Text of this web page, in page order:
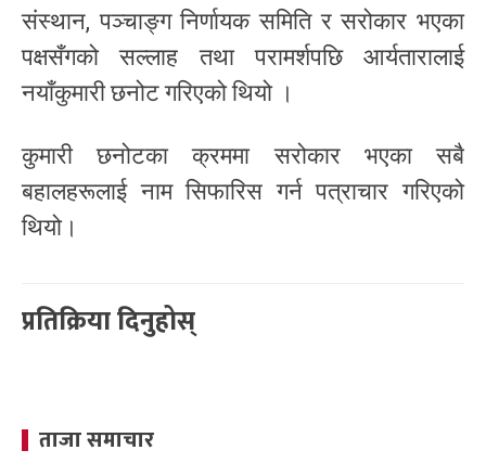
संस्थान, पञ्चाङ्ग निर्णायक समिति र सरोकार भएका
पक्षसँगको सल्लाह तथा परामर्शपछि आर्यतारालाई
नयाँकुमारी छनोट गरिएको थियो ।
कुमारी छनोटका क्रममा सरोकार भएका सबै
बहालहरूलाई नाम सिफारिस गर्न पत्राचार गरिएको
थियो।
प्रतिक्रिया दिनुहोस्
ताजा समाचार